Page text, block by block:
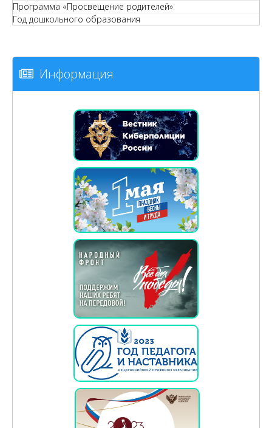
Программа «Просвещение родителей»
Год дошкольного образования
Информация